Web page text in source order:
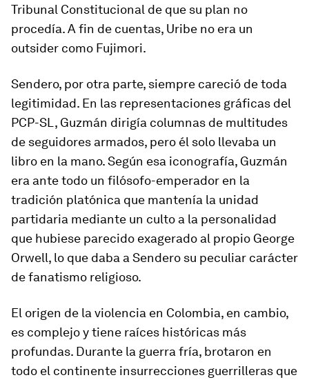
Tribunal Constitucional de que su plan no
procedía. A fin de cuentas, Uribe no era un
outsider como Fujimori.
Sendero, por otra parte, siempre careció de toda
legitimidad. En las representaciones gráficas del
PCP-SL, Guzmán dirigía columnas de multitudes
de seguidores armados, pero él solo llevaba un
libro en la mano. Según esa iconografía, Guzmán
era ante todo un filósofo-emperador en la
tradición platónica que mantenía la unidad
partidaria mediante un culto a la personalidad
que hubiese parecido exagerado al propio George
Orwell, lo que daba a Sendero su peculiar carácter
de fanatismo religioso.
El origen de la violencia en Colombia, en cambio,
es complejo y tiene raíces históricas más
profundas. Durante la guerra fría, brotaron en
todo el continente insurrecciones guerrilleras que